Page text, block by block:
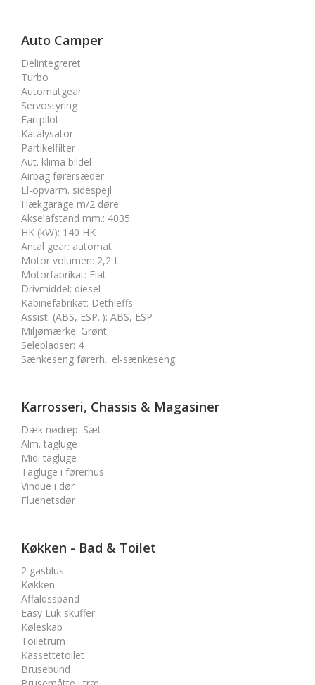
Auto Camper
Delintegreret
Turbo
Automatgear
Servostyring
Fartpilot
Katalysator
Partikelfilter
Aut. klima bildel
Airbag førersæder
El-opvarm. sidespejl
Hækgarage m/2 døre
Akselafstand mm.: 4035
HK (kW): 140 HK
Antal gear: automat
Motor volumen: 2,2 L
Motorfabrikat: Fiat
Drivmiddel: diesel
Kabinefabrikat: Dethleffs
Assist. (ABS, ESP..): ABS, ESP
Miljømærke: Grønt
Selepladser: 4
Sænkeseng førerh.: el-sænkeseng
Karrosseri, Chassis & Magasiner
Dæk nødrep. Sæt
Alm. tagluge
Midi tagluge
Tagluge i førerhus
Vindue i dør
Fluenetsdør
Køkken - Bad & Toilet
2 gasblus
Køkken
Affaldsspand
Easy Luk skuffer
Køleskab
Toiletrum
Kassettetoilet
Brusebund